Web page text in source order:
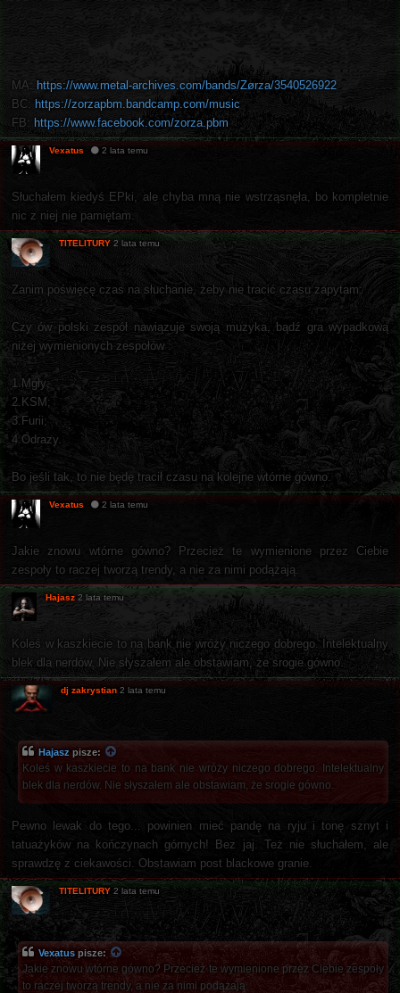
MA: https://www.metal-archives.com/bands/Zørza/3540526922
BC: https://zorzapbm.bandcamp.com/music
FB: https://www.facebook.com/zorza.pbm
Vexatus 2 lata temu
Słuchałem kiedyś EPki, ale chyba mną nie wstrząsnęła, bo kompletnie
nic z niej nie pamiętam.
TITELITURY 2 lata temu
Zanim poświęcę czas na słuchanie, żeby nie tracić czasu zapytam:
Czy ów polski zespół nawiązuje swoją muzyka, bądź gra wypadkową
niżej wymienionych zespołów :
1.Mgły;
2.KSM;
3.Furii;
4.Odrazy.
Bo jeśli tak, to nie będę tracił czasu na kolejne wtórne gówno.
Vexatus 2 lata temu
Jakie znowu wtórne gówno? Przecież te wymienione przez Ciebie
zespoły to raczej tworzą trendy, a nie za nimi podążają.
Hajasz 2 lata temu
Koleś w kaszkiecie to na bank nie wróży niczego dobrego. Intelektualny
blek dla nerdów. Nie słyszałem ale obstawiam, że srogie gówno.
dj zakrystian 2 lata temu
Hajasz pisze:
Koleś w kaszkiecie to na bank nie wróży niczego dobrego. Intelektualny
blek dla nerdów. Nie słyszałem ale obstawiam, że srogie gówno.
Pewno lewak do tego... powinien mieć pandę na ryju i tonę sznyt i
tatuażyków na kończynach górnych! Bez jaj. Też nie słuchałem, ale
sprawdzę z ciekawości. Obstawiam post blackowe granie.
TITELITURY 2 lata temu
Vexatus pisze:
Jakie znowu wtórne gówno? Przecież te wymienione przez Ciebie zespoły
to raczej tworzą trendy, a nie za nimi podążają.